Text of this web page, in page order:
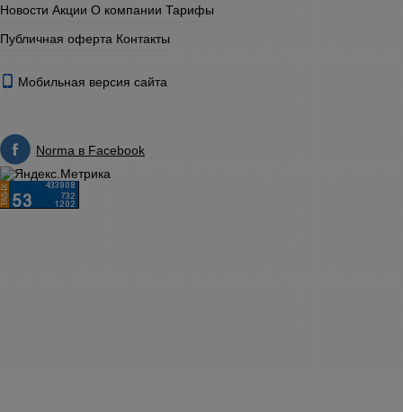
Новости Акции О компании Тарифы
Публичная оферта Контакты
Мобильная версия сайта
Norma в Facebook